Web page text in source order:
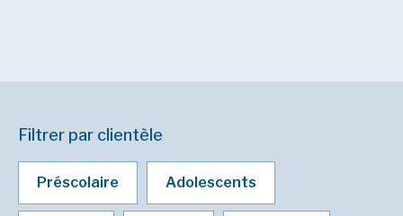
Filtrer par clientèle
Préscolaire Adolescents